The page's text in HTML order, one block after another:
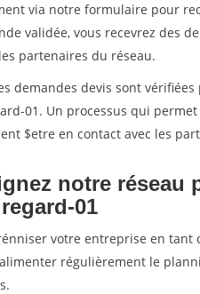
via notre formulaire pour
validée, vous recevrez des
partenaires du réseau.
demandes devis sont
01. Un processus qui
$etre en contact avec les
notre réseau
01
votre entreprise en
régulièrement le